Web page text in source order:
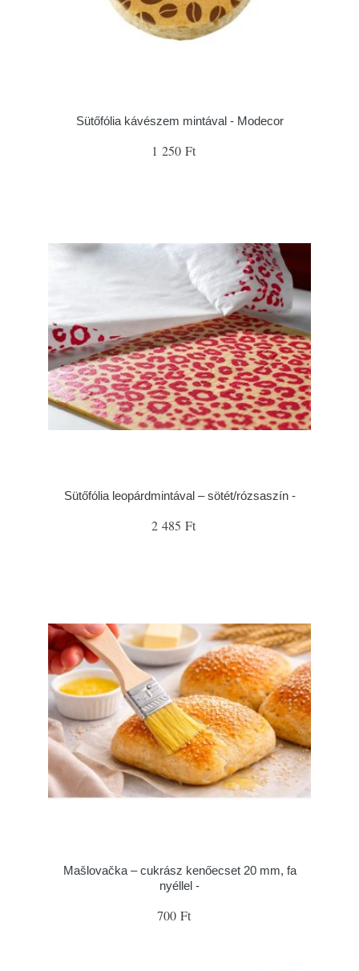
Sütőfólia kávészem mintával - Modecor
1 250 Ft
Sütőfólia leopárdmintával – sötét/rózsaszín -
2 485 Ft
Mašlovačka – cukrász kenőecset 20 mm, fa
nyéllel -
700 Ft